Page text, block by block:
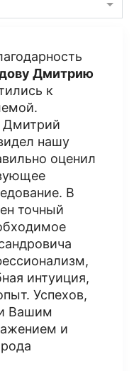
Дмитрию
к
Дмитрий
нашу
оценил
В
точный
интуиция,
Успехов,
Вашим
и